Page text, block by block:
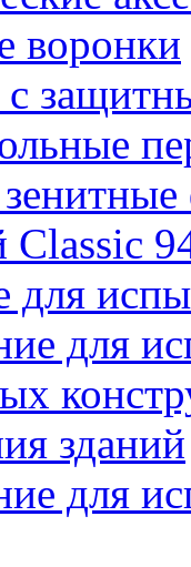
воронки
для
для
зданий
для